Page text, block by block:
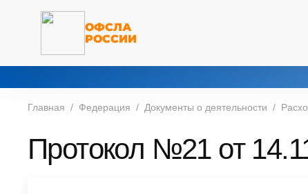
ОФСЛА
РОССИИ
Главная Федерация Документы о деятельности
Протокол №21 от